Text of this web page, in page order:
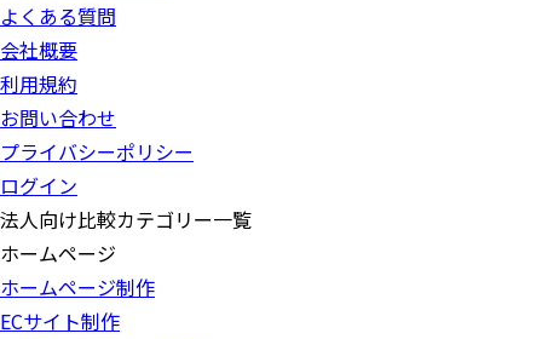
よくある質問
会社概要
利用規約
お問い合わせ
プライバシーポリシー
ログイン
法人向け比較カテゴリー一覧
ホームページ
ホームページ制作
ECサイト制作